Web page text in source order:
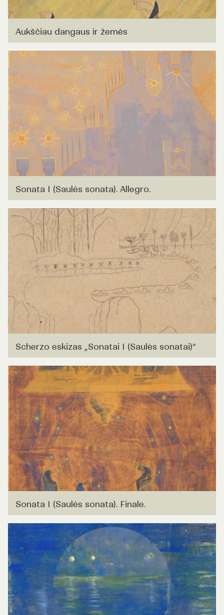
Aukščiau dangaus ir žemės
Sonata I (Saulės sonata). Allegro.
Scherzo eskizas „Sonatai I (Saulės sonatai)“
Sonata I (Saulės sonata). Finale.